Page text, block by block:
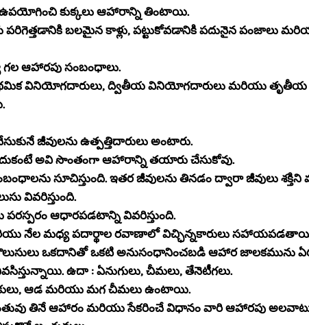
కుక్కలు ఆహారాన్ని తింటాయి.
పరిగెత్తడానికి బలమైన కాళ్లు, పట్టుకోవడానికి పదునైన పంజాలు
ఆహారపు సంబంధాలు.
వినియోగదారులు, ద్వితీయ వినియోగదారులు మరియు
జీవులను ఉత్పత్తిదారులు అంటారు.
అవి సొంతంగా ఆహారాన్ని తయారు చేసుకోవు.
సూచిస్తుంది. ఇతర జీవులను తినడం ద్వారా జీవులు
వివరిస్తుంది.
పరస్పరం ఆధారపడటాన్ని వివరిస్తుంది.
నేల మధ్య పదార్థాల రవాణాలో విచ్ఛిన్నకారులు
ఒకదానితో ఒకటి అనుసంధానించబడి ఆహార జాలకమును
ఉదా : ఏనుగులు, చీమలు, తేనెటీగలు.
ఆడ మరియు మగ చీమలు ఉంటాయి.
తినే ఆహారం మరియు సేకరించే విధానం వారి ఆహారపు అలవాటు